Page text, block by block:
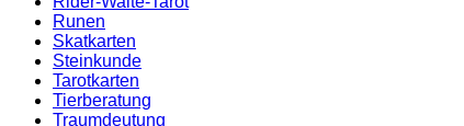
Runen
Skatkarten
Steinkunde
Tarotkarten
Tierberatung
Traumdeutung